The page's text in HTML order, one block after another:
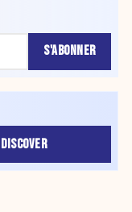
S'ABONNER